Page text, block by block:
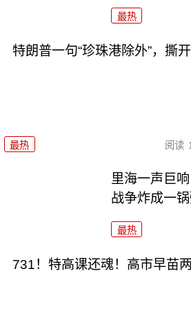
最热
特朗普一句“珍珠港除外”，撕
最热 阅读
里海一声巨
战争炸成一锅
最热
731！特高课还魂！高市早苗